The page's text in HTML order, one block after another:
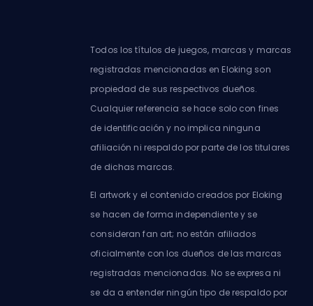
Todos los títulos de juegos, marcas y marcas
registradas mencionadas en Eloking son
propiedad de sus respectivos dueños.
Cualquier referencia se hace solo con fines
de identificación y no implica ninguna
afiliación ni respaldo por parte de los titulares
de dichas marcas.
El artwork y el contenido creados por Eloking
se hacen de forma independiente y se
consideran fan art; no están afiliados
oficialmente con los dueños de las marcas
registradas mencionadas. No se expresa ni
se da a entender ningún tipo de respaldo por